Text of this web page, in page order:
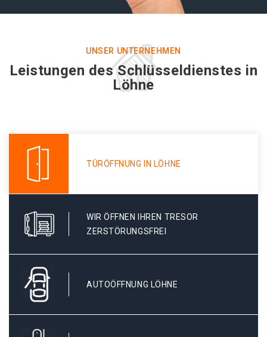
UNSER UNTERNEHMEN
Leistungen des Schlüsseldienstes in
Löhne
TÜRÖFFNUNG IN LÖHNE
WIR ÖFFNEN IHREN TRESOR
ZERSTÖRUNGSFREI
AUTOÖFFNUNG LÖHNE